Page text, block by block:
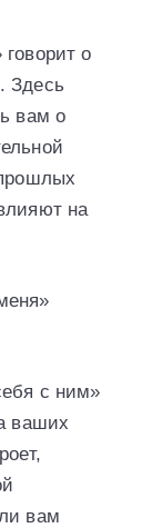
о
Здесь
вам о
на
с ним»
ваших
вам